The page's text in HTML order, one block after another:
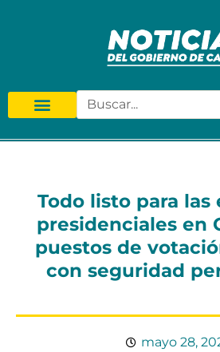
Todo listo para las
presidenciales en
puestos de
con seguridad
mayo 28,